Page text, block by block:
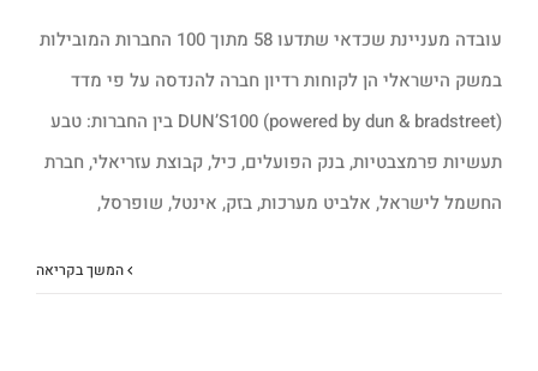
עובדה מעניינת שכדאי שתדעו 58 מתוך 100 החברות המובילות
במשק הישראלי הן לקוחות רדיון חברה להנדסה על פי מדד
DUN’S100 (powered by dun & bradstreet) בין החברות: טבע
תעשיות פרמצבטיות, בנק הפועלים, כיל, קבוצת עזריאלי, חברת
החשמל לישראל, אלביט מערכות, בזק, אינטל, שופרסל,
המשך בקריאה